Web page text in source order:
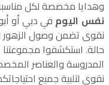
وهدايا مخصصة لكل
نفس اليوم في دبي أو
نقوى تضمن وصول الزهور
حالة. استكشفوا مجموعتنا
المدروسة والعناصر
نقوى لتلبية جميع